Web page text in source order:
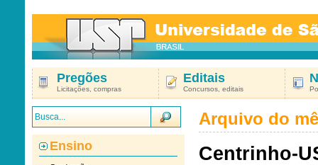
Pregões
Licitações, compras
Editais
Concursos, editais
Ensino
Arquivo do
Centrinho-